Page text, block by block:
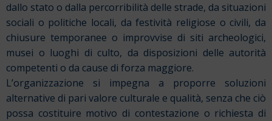
dallo stato o dalla percorribilità delle strade, da situazioni
sociali o politiche locali, da festività religiose o civili, da
chiusure temporanee o improvvise di siti archeologici,
musei o luoghi di culto, da disposizioni delle autorità
competenti o da cause di forza maggiore.
L’organizzazione si impegna a proporre soluzioni
alternative di pari valore culturale e qualità, senza che ciò
possa costituire motivo di contestazione o richiesta di